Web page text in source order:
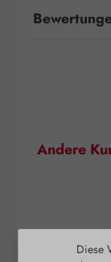
Produktgalerie
Andere
Diese